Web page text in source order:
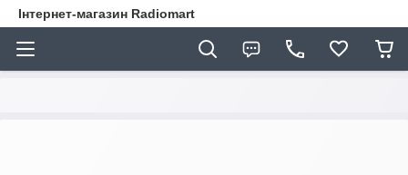
Інтернет-магазин Radiomart